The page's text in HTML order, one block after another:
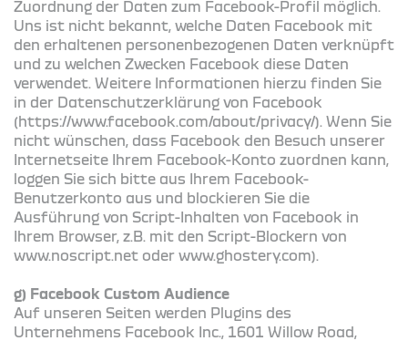
Zuordnung der Daten zum Facebook-Profil möglich.
Uns ist nicht bekannt, welche Daten Facebook mit
den erhaltenen personenbezogenen Daten verknüpft
und zu welchen Zwecken Facebook diese Daten
verwendet. Weitere Informationen hierzu finden Sie
in der Datenschutzerklärung von Facebook
(https://www.facebook.com/about/privacy/). Wenn Sie
nicht wünschen, dass Facebook den Besuch unserer
Internetseite Ihrem Facebook-Konto zuordnen kann,
loggen Sie sich bitte aus Ihrem Facebook-
Benutzerkonto aus und blockieren Sie die
Ausführung von Script-Inhalten von Facebook in
Ihrem Browser, z.B. mit den Script-Blockern von
www.noscript.net oder www.ghostery.com).
g) Facebook Custom Audience
Auf unseren Seiten werden Plugins des
Unternehmens Facebook Inc., 1601 Willow Road,